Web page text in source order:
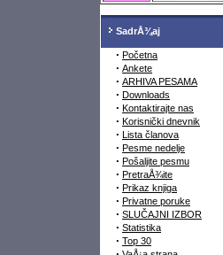
SadrÅ¾aj
· Početna
· Ankete
· ARHIVA PESAMA
· Downloads
· Kontaktirajte nas
· Korisnički dnevnik
· Lista članova
· Pesme nedelje
· Pošaljite pesmu
· PretraÅ¾ite
· Prikaz knjiga
· Privatne poruke
· SLUČAJNI IZBOR
· Statistika
· Top 30